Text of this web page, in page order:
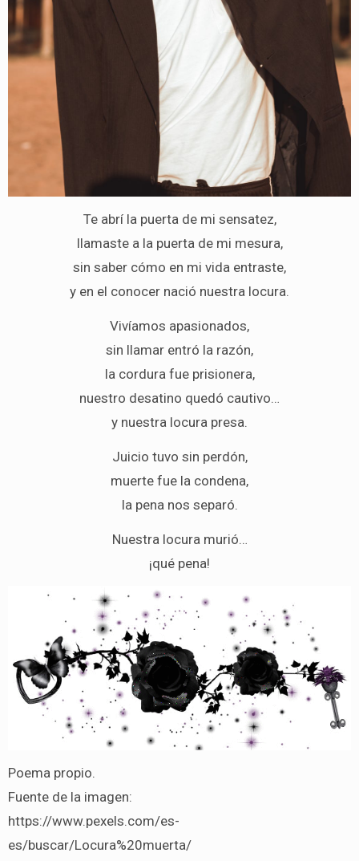
Te abrí la puerta de mi sensatez,
llamaste a la puerta de mi mesura,
sin saber cómo en mi vida entraste,
y en el conocer nació nuestra locura.
Vivíamos apasionados,
sin llamar entró la razón,
la cordura fue prisionera,
nuestro desatino quedó cautivo…
y nuestra locura presa.
Juicio tuvo sin perdón,
muerte fue la condena,
la pena nos separó.
Nuestra locura murió…
¡qué pena!
Poema propio.
Fuente de la imagen:
https://www.pexels.com/es-
es/buscar/Locura%20muerta/